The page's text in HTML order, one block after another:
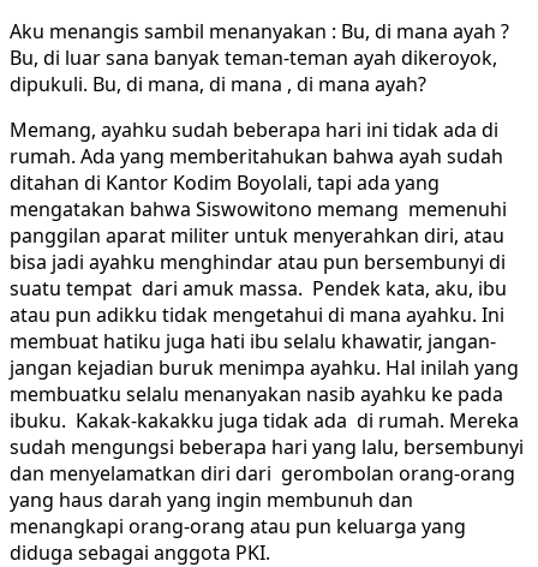
Aku menangis sambil menanyakan : Bu, di mana ayah ?
Bu, di luar sana banyak teman-teman ayah dikeroyok,
dipukuli. Bu, di mana, di mana , di mana ayah?
Memang, ayahku sudah beberapa hari ini tidak ada di
rumah. Ada yang memberitahukan bahwa ayah sudah
ditahan di Kantor Kodim Boyolali, tapi ada yang
mengatakan bahwa Siswowitono memang memenuhi
panggilan aparat militer untuk menyerahkan diri, atau
bisa jadi ayahku menghindar atau pun bersembunyi di
suatu tempat dari amuk massa. Pendek kata, aku, ibu
atau pun adikku tidak mengetahui di mana ayahku. Ini
membuat hatiku juga hati ibu selalu khawatir, jangan-
jangan kejadian buruk menimpa ayahku. Hal inilah yang
membuatku selalu menanyakan nasib ayahku ke pada
ibuku. Kakak-kakakku juga tidak ada di rumah. Mereka
sudah mengungsi beberapa hari yang lalu, bersembunyi
dan menyelamatkan diri dari gerombolan orang-orang
yang haus darah yang ingin membunuh dan
menangkapi orang-orang atau pun keluarga yang
diduga sebagai anggota PKI.